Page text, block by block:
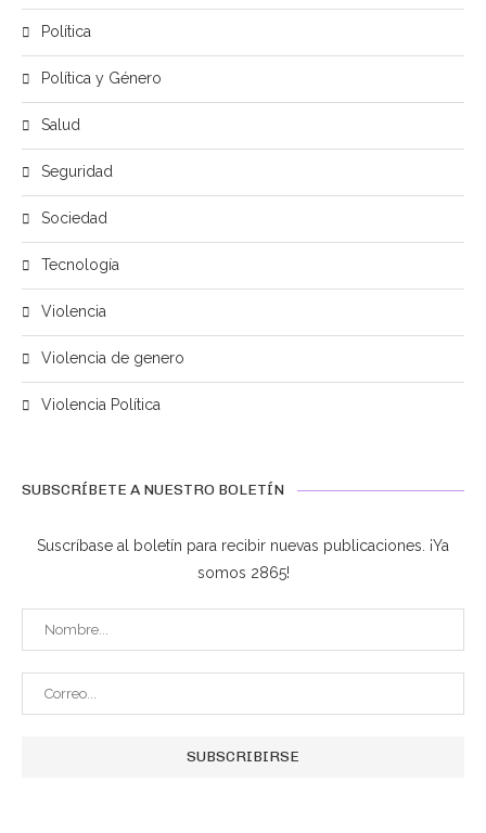
Política
Política y Género
Salud
Seguridad
Sociedad
Tecnología
Violencia
Violencia de genero
Violencia Política
SUBSCRÍBETE A NUESTRO BOLETÍN
Suscríbase al boletín para recibir nuevas publicaciones. ¡Ya
somos 2865!